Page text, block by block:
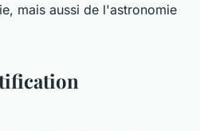
mais aussi de l'astronomie